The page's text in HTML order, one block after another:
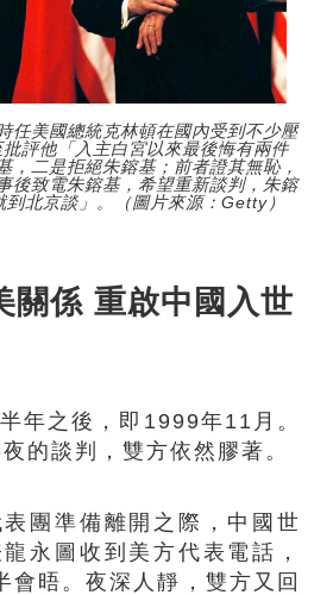
任美國總統克林頓在國內受到不少壓
評他「入主白宮以來最後悔有兩件
，二是拒絕朱鎔基；前者證其無恥，
後致電朱鎔基，希望重新談判，朱鎔
北京談」。（圖片來源：Getty）
關係 重啟中國入世
之後，即1999年11月。
的談判，雙方依然膠著。
準備離開之際，中國世
永圖收到美方代表電話，
會晤。夜深人靜，雙方又回